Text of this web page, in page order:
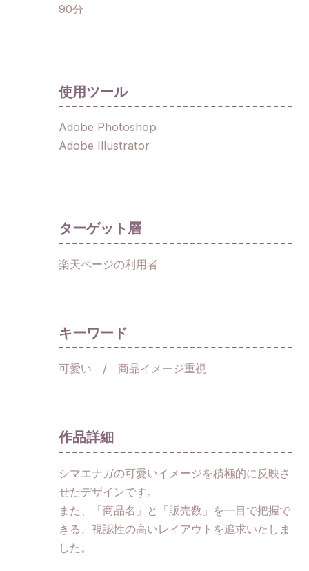
90分
使用ツール
Adobe Photoshop
Adobe Illustrator
ターゲット層
楽天ページの利用者
キーワード
可愛い / 商品イメージ重視
作品詳細
シマエナガの可愛いイメージを積極的に反映さ
せたデザインです。
また、「商品名」と「販売数」を一目で把握で
きる、視認性の高いレイアウトを追求いたしま
した。